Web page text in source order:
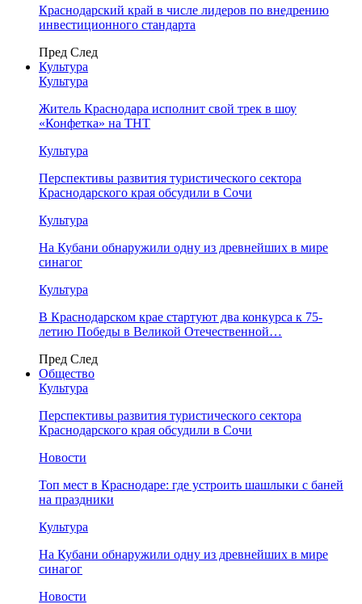
Краснодарский край в числе лидеров по внедрению
инвестиционного стандарта
Пред След
Культура
Культура
Житель Краснодара исполнит свой трек в шоу
«Конфетка» на ТНТ
Культура
Перспективы развития туристического сектора
Краснодарского края обсудили в Сочи
Культура
На Кубани обнаружили одну из древнейших в мире
синагог
Культура
В Краснодарском крае стартуют два конкурса к 75-
летию Победы в Великой Отечественной…
Пред След
Общество
Культура
Перспективы развития туристического сектора
Краснодарского края обсудили в Сочи
Новости
Топ мест в Краснодаре: где устроить шашлыки с баней
на праздники
Культура
На Кубани обнаружили одну из древнейших в мире
синагог
Новости